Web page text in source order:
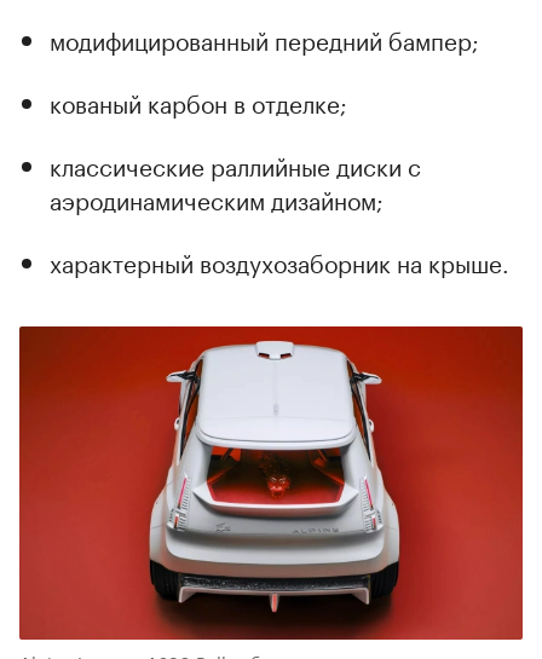
00:00 / 00:00
модифицированный передний бампер;
кованый карбон в отделке;
классические раллийные диски с
аэродинамическим дизайном;
характерный воздухозаборник на крыше.